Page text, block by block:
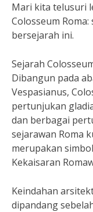
Mari kita telusuri
Colosseum
bersejarah ini.
Sejarah
Dibangun pada
Vespasianus,
pertunjukan
dan berbagai
sejarawan Roma
merupakan
Kekaisaran
Keindahan
dipandang